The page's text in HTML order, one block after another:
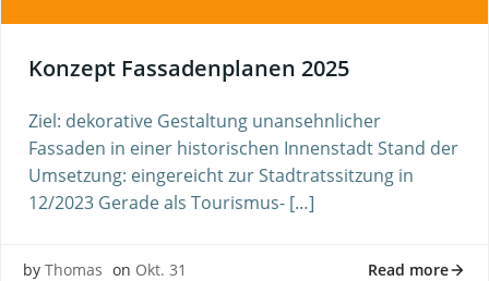
Konzept Fassadenplanen 2025
Ziel: dekorative Gestaltung unansehnlicher
Fassaden in einer historischen Innenstadt Stand der
Umsetzung: eingereicht zur Stadtratssitzung in
12/2023 Gerade als Tourismus- […]
by Thomas on Okt. 31 Read more